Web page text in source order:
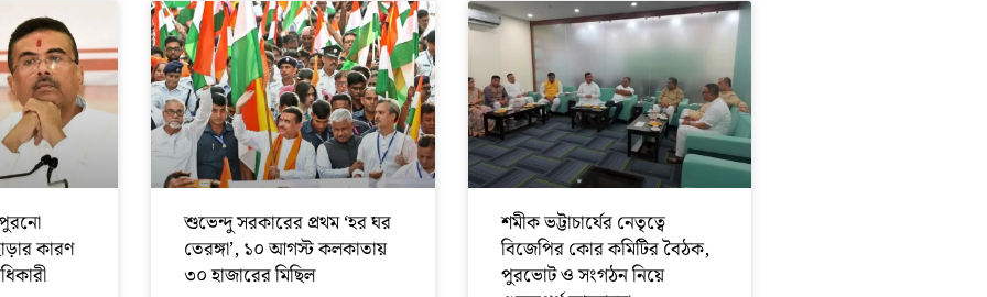
কারণ
শুভেন্দু সরকারের প্রথম ‘হর ঘর
তেরঙ্গা’, ১০ আগস্ট কলকাতায়
৩০ হাজারের মিছিল
শমীক ভট্টাচার্যের নেতৃত্বে
বিজেপির কোর কমিটির বৈঠক,
পুরভোট ও সংগঠন নিয়ে